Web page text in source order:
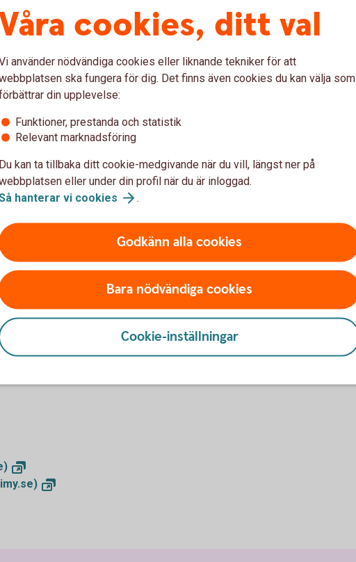
och val i internetbanken eller i appen, på ditt
Kundcenter.
med?
eller Integritetsskyddsmyndigheten
cookies, ditt val
använder nödvändiga cookies eller liknande tekniker för att
ska fungera för dig. Det finns även cookies du kan välja som
din upplevelse:
Funktioner, prestanda och statistik
Relevant marknadsföring
Du kan ta tillbaka ditt cookie-medgivande när du vill, längst ner på
eller under din profil när du är inloggad.
hanterar vi cookies .
Godkänn alla cookies
Bara nödvändiga cookies
Cookie-inställningar